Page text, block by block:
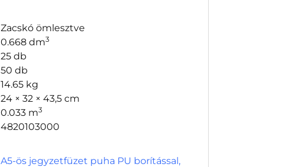
Zacskó ömlesztve
0.668 dm3
25 db
50 db
14.65 kg
24 × 32 × 43,5 cm
0.033 m3
4820103000
A5-ös jegyzetfüzet puha PU borítással,